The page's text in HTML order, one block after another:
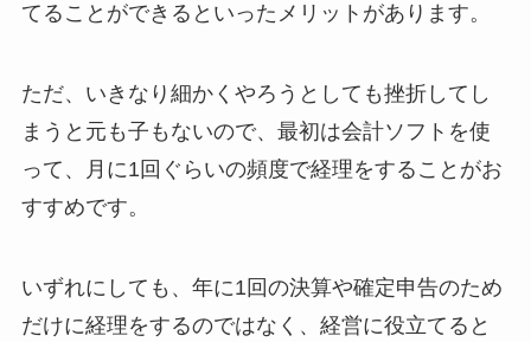
てることができるといったメリットがあります。
ただ、いきなり細かくやろうとしても挫折してし
まうと元も子もないので、最初は会計ソフトを使
って、月に1回ぐらいの頻度で経理をすることがお
すすめです。
いずれにしても、年に1回の決算や確定申告のため
だけに経理をするのではなく、経営に役立てると